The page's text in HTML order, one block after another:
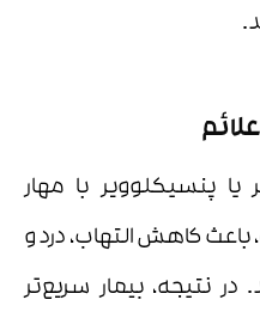
یا پنسیکلوویر با مهار
کاهش التهاب، درد و
نتیجه، بیمار سریع‌تر